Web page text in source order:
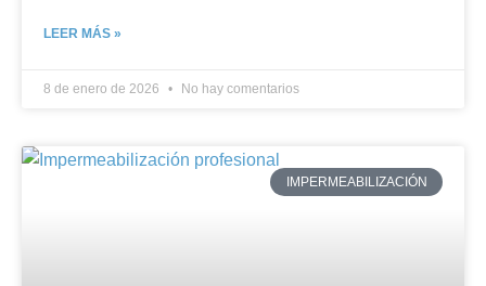
LEER MÁS »
8 de enero de 2026 No hay comentarios
IMPERMEABILIZACIÓN